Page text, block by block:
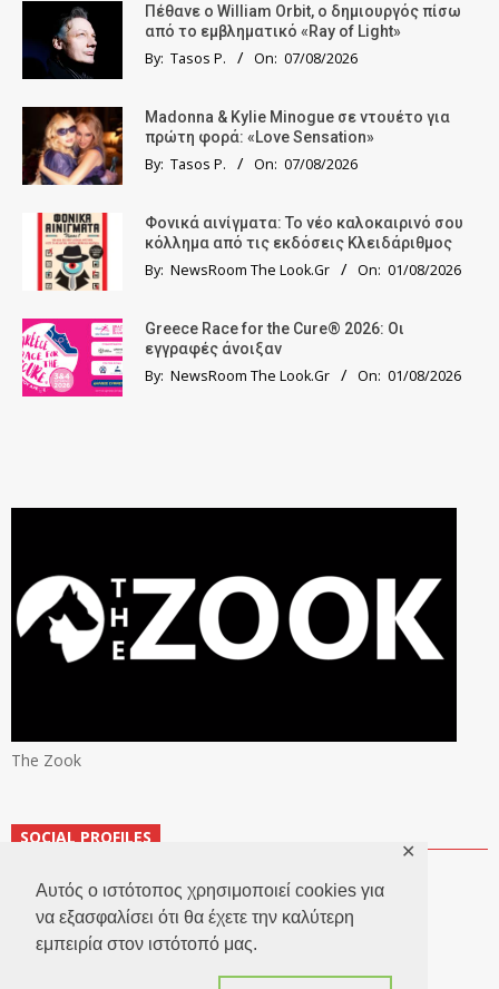
Αυτός ο ιστότοπος χρησιμοποιεί cookies για
να εξασφαλίσει ότι θα έχετε την καλύτερη
εμπειρία στον ιστότοπό μας.
✕
Πέθανε ο William Orbit, ο δημιουργός πίσω
από το εμβληματικό «Ray of Light»
By: Tasos P. On: 07/08/2026
Madonna & Kylie Minogue σε ντουέτο για
πρώτη φορά: «Love Sensation»
By: Tasos P. On: 07/08/2026
Φονικά αινίγματα: Το νέο καλοκαιρινό σου
κόλλημα από τις εκδόσεις Κλειδάριθμος
By: NewsRoom The Look.Gr On: 01/08/2026
Greece Race for the Cure® 2026: Οι
εγγραφές άνοιξαν
By: NewsRoom The Look.Gr On: 01/08/2026
The Zook
SOCIAL PROFILES